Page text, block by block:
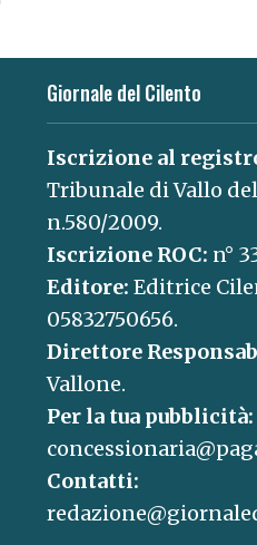
Giornale del Cilento
Iscrizione al
Tribunale di Vallo
n.580/2009.
Iscrizione ROC: n°
Editore: Editrice
05832750656.
Direttore
Vallone.
Per la tua pubblicità:
Contatti: